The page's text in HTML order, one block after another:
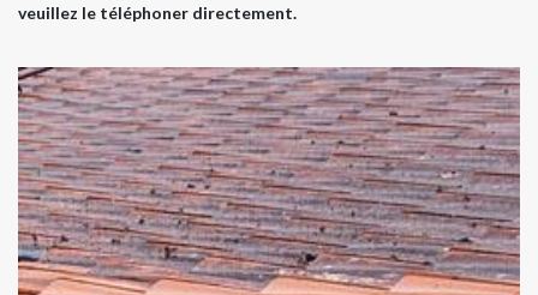
veuillez le téléphoner directement.